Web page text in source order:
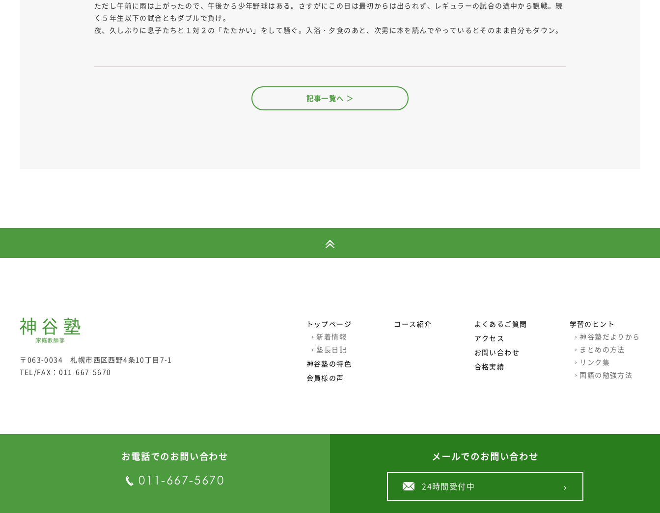
ただし午前に雨は上がったので、午後から少年野球はある。さすがにこの日は最初からは出られず、レギュラーの試合の途中から観戦。続
く５年生以下の試合ともダブルで負け。
夜、久しぶりに息子たちと１対２の「たたかい」をして騒ぐ。入浴・夕食のあと、次男に本を読んでやっているとそのまま自分もダウン。
記事一覧へ ＞
お電話でのお問い合わせ
011-667-5670
メールでのお問い合わせ
24時間受付中 ›
〒063-0034 札幌市西区西野4条10丁目7-1
TEL/FAX： 011-667-5670
トップページ
› 新着情報
› 塾長日記
神谷塾の特色
会員様の声
コース紹介
よくあるご質問
アクセス
お問い合わせ
合格実績
学習のヒント
› 神谷塾だよりから
› まとめの方法
› リンク集
› 国語の勉強方法
©札幌西区個別指導学習塾・家庭教師 | 神谷塾